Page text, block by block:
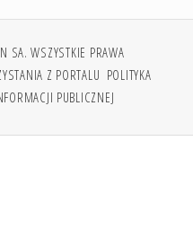
SA. WSZYSTKIE PRAWA
Z PORTALU POLITYKA
PUBLICZNEJ